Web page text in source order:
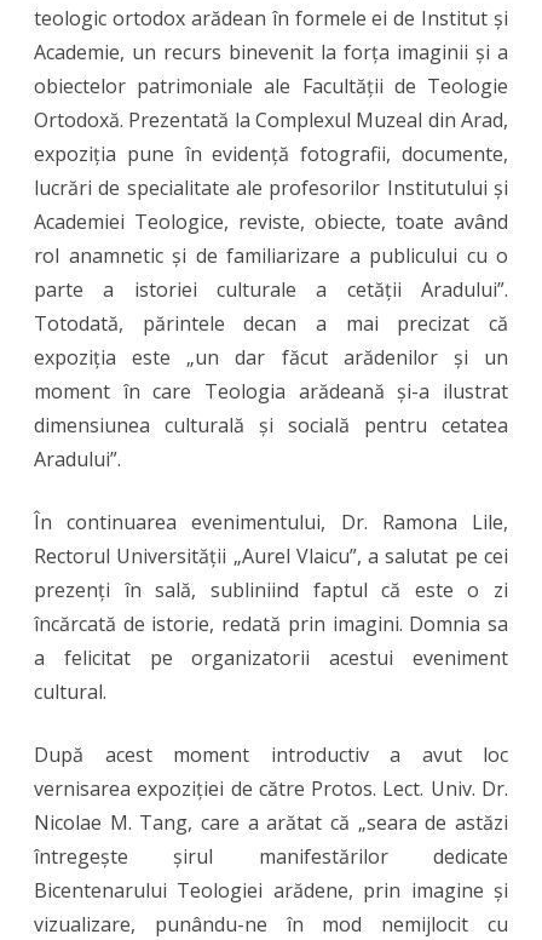
teologic ortodox arădean în formele ei de Institut și
Academie, un recurs binevenit la forța imaginii și a
obiectelor patrimoniale ale Facultății de Teologie
Ortodoxă. Prezentată la Complexul Muzeal din Arad,
expoziția pune în evidență fotografii, documente,
lucrări de specialitate ale profesorilor Institutului și
Academiei Teologice, reviste, obiecte, toate având
rol anamnetic și de familiarizare a publicului cu o
parte a istoriei culturale a cetății Aradului”.
Totodată, părintele decan a mai precizat că
expoziția este „un dar făcut arădenilor și un
moment în care Teologia arădeană și-a ilustrat
dimensiunea culturală și socială pentru cetatea
Aradului”.
În continuarea evenimentului, Dr. Ramona Lile,
Rectorul Universității „Aurel Vlaicu”, a salutat pe cei
prezenți în sală, subliniind faptul că este o zi
încărcată de istorie, redată prin imagini. Domnia sa
a felicitat pe organizatorii acestui eveniment
cultural.
După acest moment introductiv a avut loc
vernisarea expoziției de către Protos. Lect. Univ. Dr.
Nicolae M. Tang, care a arătat că „seara de astăzi
întregește șirul manifestărilor dedicate
Bicentenarului Teologiei arădene, prin imagine și
vizualizare, punându-ne în mod nemijlocit cu